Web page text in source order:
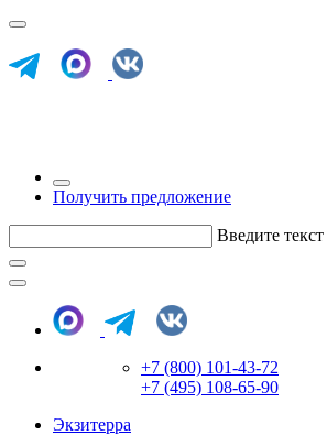
Получить предложение
Введите текст
+7 (800) 101-43-72
+7 (495) 108-65-90
Экзитерра